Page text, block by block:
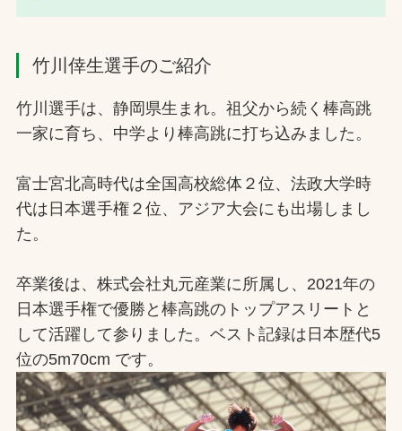
竹川倖生選手のご紹介
竹川選手は、静岡県生まれ。祖父から続く棒高跳
一家に育ち、中学より棒高跳に打ち込みました。
富士宮北高時代は全国高校総体２位、法政大学時
代は日本選手権２位、アジア大会にも出場しまし
た。
卒業後は、株式会社丸元産業に所属し、2021年の
日本選手権で優勝と棒高跳のトップアスリートと
して活躍して参りました。ベスト記録は日本歴代5
位の5m70cm です。